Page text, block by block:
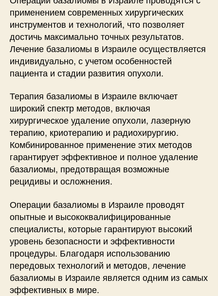
применением современных хирургических
инструментов и технологий, что позволяет
достичь максимально точных результатов.
Лечение базалиомы в Израиле осуществляется
индивидуально, с учетом особенностей
пациента и стадии развития опухоли.
Терапия базалиомы в Израиле включает
широкий спектр методов, включая
хирургическое удаление опухоли, лазерную
терапию, криотерапию и радиохирургию.
Комбинированное применение этих методов
гарантирует эффективное и полное удаление
базалиомы, предотвращая возможные
рецидивы и осложнения.
Операции базалиомы в Израиле проводят
опытные и высококвалифицированные
специалисты, которые гарантируют высокий
уровень безопасности и эффективности
процедуры. Благодаря использованию
передовых технологий и методов, лечение
базалиомы в Израиле является одним из самых
эффективных в мире.